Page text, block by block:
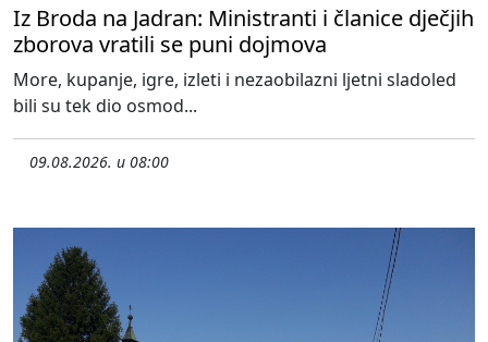
Iz Broda na Jadran: Ministranti i članice dječjih
zborova vratili se puni dojmova
More, kupanje, igre, izleti i nezaobilazni ljetni sladoled
bili su tek dio osmod...
09.08.2026. u 08:00